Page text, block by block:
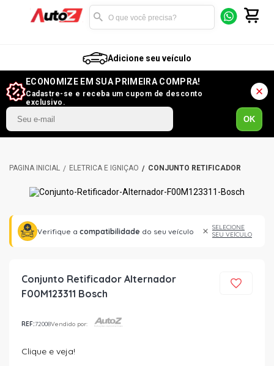
Adicione seu veículo
ECONOMIZE EM SUA PRIMEIRA COMPRA!
Cadastre-se e receba um cupom de desconto
exclusivo.
OK
ELÉTRICA E IGNIÇÃO CONJUNTO RETIFICADOR
Verifique a compatibilidade do seu veículo
SELECIONE
SEU VEÍCULO
Conjunto Retificador Alternador
F00M123311 Bosch
REF:72008Vendido por:
Clique e veja!